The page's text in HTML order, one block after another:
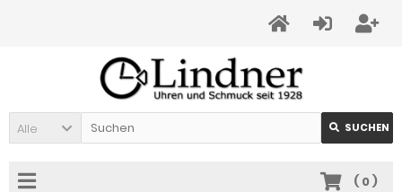
Alle SUCHEN
( 0)